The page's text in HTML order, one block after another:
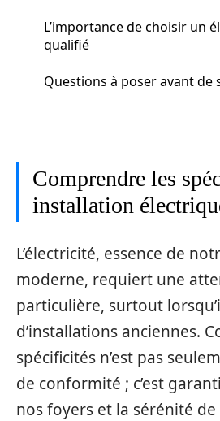
L’importance de choisir un
qualifié
Questions à poser avant de
Comprendre les
installation
L’électricité, essence de
moderne, requiert une
particulière, surtout
d’installations anciennes.
spécificités n’est pas
de conformité ; c’est
nos foyers et la sérénité